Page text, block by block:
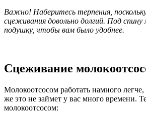
Важно! Наберитесь терпения,
сцеживания довольно долгий. Под
подушку, чтобы вам было удобнее.
Сцеживание
Молокоотсосом работать намного
же это не займет у вас много времени.
молокоотсосом: